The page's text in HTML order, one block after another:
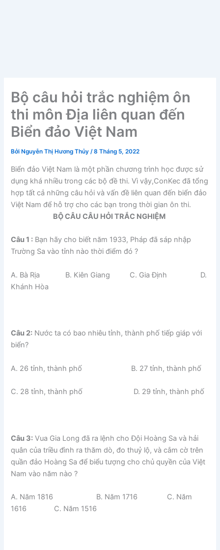
Bộ câu hỏi trắc nghiệm ôn
thi môn Địa liên quan đến
Biển đảo Việt Nam
Bởi Nguyễn Thị Hương Thủy/8 Tháng 5, 2022
Biển đảo Việt Nam là một phần chương trình học được sử
dụng khá nhiều trong các bộ đề thi. Vì vậy,ConKec đã tổng
hợp tất cả những câu hỏi và vấn đề liên quan đến biển đảo
Việt Nam để hỗ trợ cho các bạn trong thời gian ôn thi.
BỘ CÂU CÂU HỎI TRẮC NGHIỆM
Câu 1 : Bạn hãy cho biết năm 1933, Pháp đã sáp nhập
Trường Sa vào tỉnh nào thời điểm đó ?
A. Bà Rịa B. Kiên Giang C. Gia Định D.
Khánh Hòa
Câu 2: Nước ta có bao nhiêu tỉnh, thành phố tiếp giáp với
biển?
A. 26 tỉnh, thành phố B. 27 tỉnh, thành phố
C. 28 tỉnh, thành phố D. 29 tỉnh, thành phố
Câu 3: Vua Gia Long đã ra lệnh cho Đội Hoàng Sa và hải
quân của triều đình ra thăm dò, đo thuỷ lộ, và cắm cờ trên
quần đảo Hoàng Sa để biểu tượng cho chủ quyền của Việt
Nam vào năm nào ?
A. Năm 1816 B. Năm 1716 C. Năm
1616 C. Năm 1516